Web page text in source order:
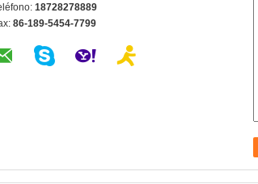
18728278889
86-189-5454-7799